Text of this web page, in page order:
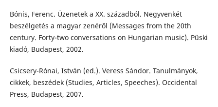
Bónis, Ferenc. Üzenetek a XX. századból. Negyvenkét
beszélgetés a magyar zenéről (Messages from the 20th
century. Forty-two conversations on Hungarian music). Püski
kiadó, Budapest, 2002.
Csicsery-Rónai, István (ed.). Veress Sándor. Tanulmányok,
cikkek, beszédek (Studies, Articles, Speeches). Occidental
Press, Budapest, 2007.